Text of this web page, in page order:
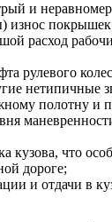
и
износ
расход
рулевого
нетипичные
полотну и
кузова, что
дороге;
и отдачи в